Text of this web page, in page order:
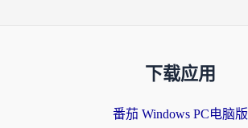
下载应用
番茄 Windows PC电脑版